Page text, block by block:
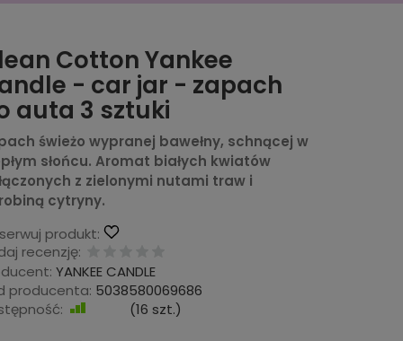
Cotton Yankee
- car jar - zapach
auta 3 sztuki
świeżo wypranej bawełny, schnącej w
słońcu. Aromat białych kwiatów
z zielonymi nutami traw i
cytryny.
produkt:
recenzję:
YANKEE CANDLE
producenta: 5038580069686
(16 szt.)